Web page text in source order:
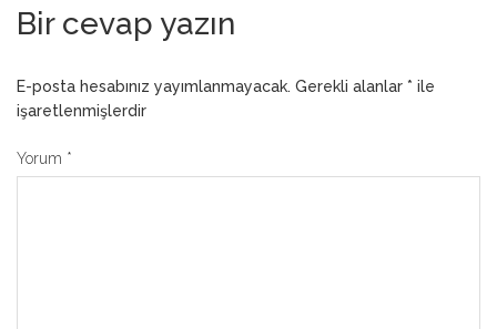
Bir cevap yazın
E-posta hesabınız yayımlanmayacak. Gerekli alanlar * ile
işaretlenmişlerdir
Yorum *